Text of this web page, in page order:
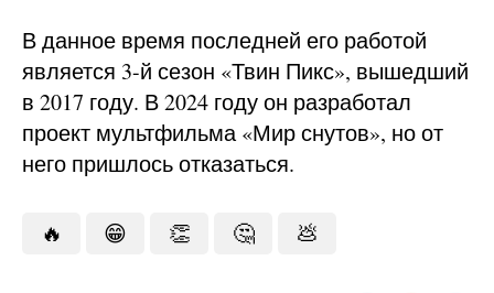
В данное время последней его работой
является 3-й сезон «Твин Пикс», вышедший
в 2017 году. В 2024 году он разработал
проект мультфильма «Мир снутов», но от
него пришлось отказаться.
🔥 😁 👏 🤔 💩